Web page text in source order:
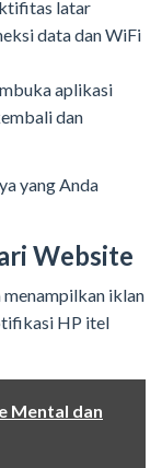
latar
data dan WiFi
aplikasi
dan
yang Anda
Website
iklan
HP itel
Mental dan